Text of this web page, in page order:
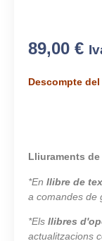
89,00 €
Descompte
Lliuraments
*En llibre de
a comandes de
*Els llibres
actualitzacions